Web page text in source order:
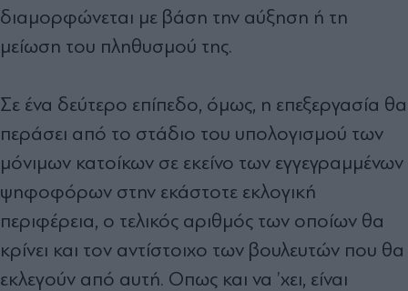
διαµορφώνεται µε βάση την αύξηση ή τη
µείωση του πληθυσµού της.
Σε ένα δεύτερο επίπεδο, όµως, η επεξεργασία θα
περάσει από το στάδιο του υπολογισµού των
µόνιµων κατοίκων σε εκείνο των εγγεγραµµένων
ψηφοφόρων στην εκάστοτε εκλογική
περιφέρεια, ο τελικός αριθµός των οποίων θα
κρίνει και τον αντίστοιχο των βουλευτών που θα
εκλεγούν από αυτή. Οπως και να ’χει, είναι